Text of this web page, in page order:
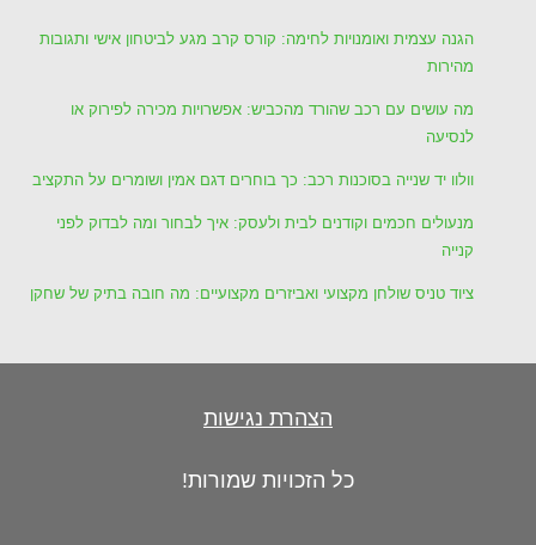
הגנה עצמית ואומנויות לחימה: קורס קרב מגע לביטחון אישי ותגובות
מהירות
מה עושים עם רכב שהורד מהכביש: אפשרויות מכירה לפירוק או
לנסיעה
וולוו יד שנייה בסוכנות רכב: כך בוחרים דגם אמין ושומרים על התקציב
מנעולים חכמים וקודנים לבית ולעסק: איך לבחור ומה לבדוק לפני
קנייה
ציוד טניס שולחן מקצועי ואביזרים מקצועיים: מה חובה בתיק של שחקן
הצהרת נגישות
כל הזכויות שמורות!